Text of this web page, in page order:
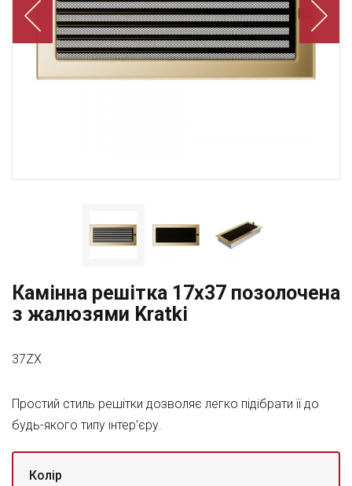
Камінна решітка 17x37 позолочена
з жалюзями Kratki
37ZX
Простий стиль решітки дозволяє легко підібрати її до
будь-якого типу інтер’єру.
Колір